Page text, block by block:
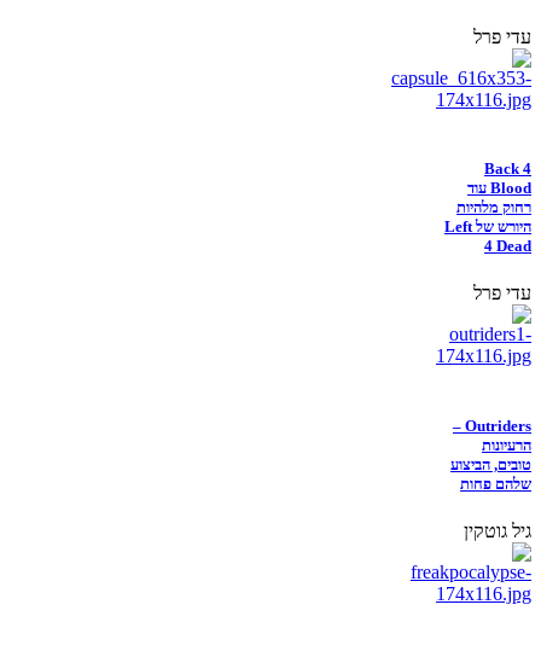
עדי פרל
Back 4
Blood עוד
רחוק מלהיות
היורש של Left
4 Dead
עדי פרל
Outriders –
הרעיונות
טובים, הביצוע
שלהם פחות
גיל גוטקין